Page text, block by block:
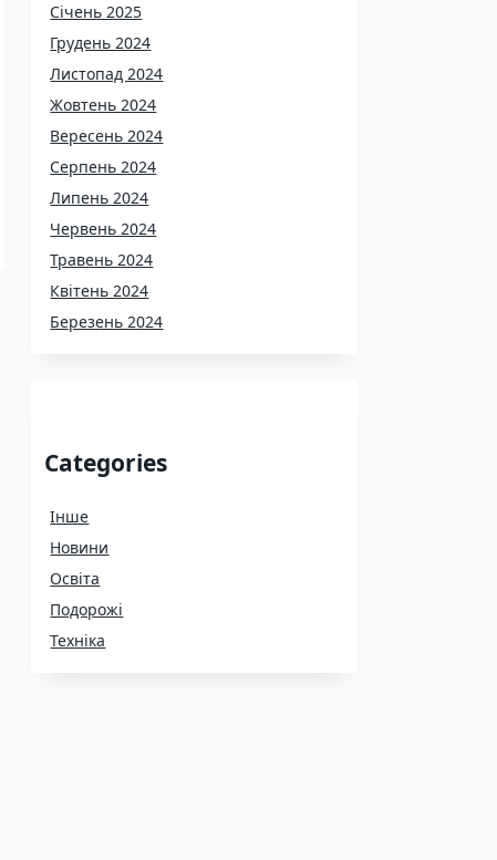
Січень 2025
Грудень 2024
Листопад 2024
Жовтень 2024
Вересень 2024
Серпень 2024
Липень 2024
Червень 2024
Травень 2024
Квітень 2024
Березень 2024
Categories
Інше
Новини
Освіта
Подорожі
Техніка